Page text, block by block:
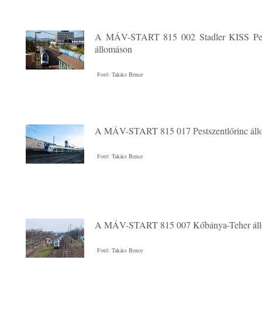
A MÁV-START 815 002 Stadler KISS
állomáson
Fotó: Takács Bence
A MÁV-START 815 017 Pestszentlőrinc
Fotó: Takács Bence
A MÁV-START 815 007 Kőbánya-Teher
Fotó: Takács Bence